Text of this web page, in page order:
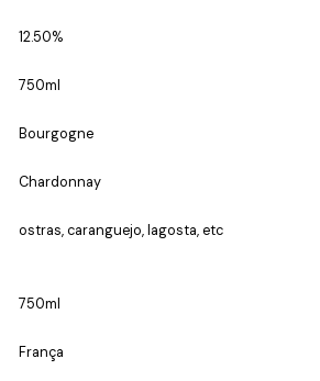
12.50%
750ml
Bourgogne
Chardonnay
ostras, caranguejo, lagosta, etc
750ml
França